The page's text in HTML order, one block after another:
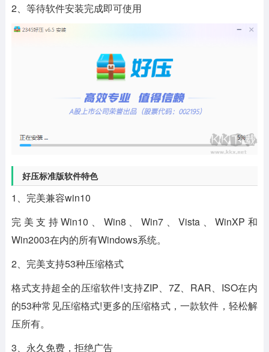
2、等待软件安装完成即可使用
好压标准版软件特色
1、完美兼容win10
完美支持Win10、Win8、Win7、Vista、WinXP和
Win2003在内的所有Windows系统。
2、完美支持53种压缩格式
格式支持超全的压缩软件!支持ZIP、7Z、RAR、ISO在内
的53种常见压缩格式!更多的压缩格式，一款软件，轻松解
压所有。
3、永久免费，拒绝广告